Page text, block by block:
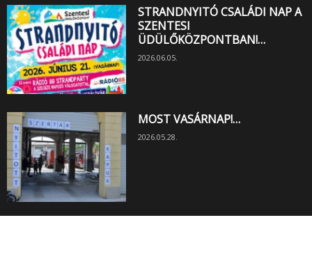
STRANDNYITÓ CSALÁDI NAP A
SZENTESI
ÜDÜLŐKÖZPONTBAN!…
2026.06.05.
MOST VASÁRNAP!…
2026.05.28.